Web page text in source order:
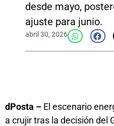
desde mayo,
ajuste para junio.
abril 30, 2026
dPosta – El escenario
a crujir tras la decisión del